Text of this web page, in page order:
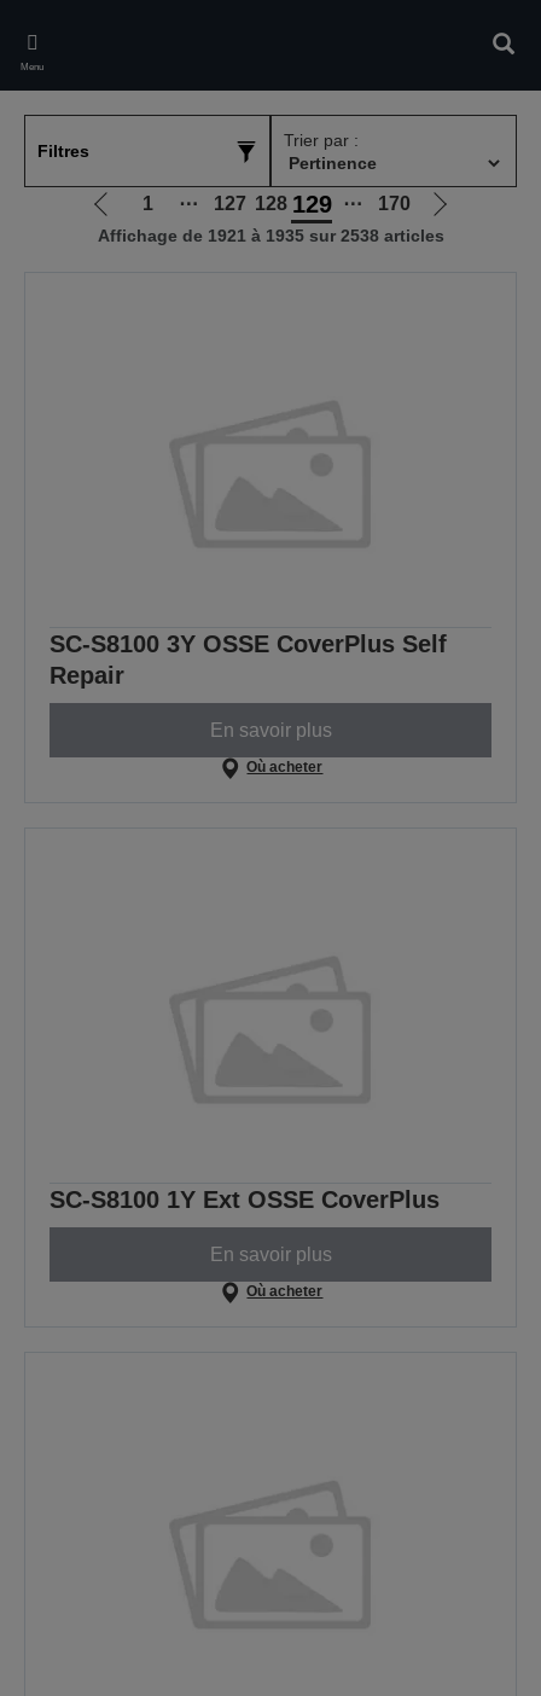
main
content
Menu
Filtres
Trier par :
Aller
à
1 ⋯ 127 128 129 ⋯ 170
Aller
à
Affichage de 1921 à 1935 sur 2538 articles
SC-S8100 3Y OSSE CoverPlus Self
Repair
En savoir plus
Où acheter
SC-S8100 1Y Ext OSSE CoverPlus
En savoir plus
Où acheter